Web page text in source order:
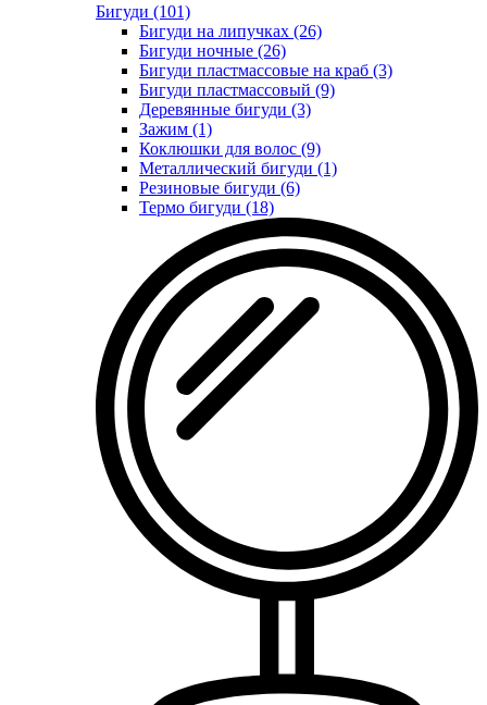
Бигуди (101)
Бигуди на липучках (26)
Бигуди ночные (26)
Бигуди пластмассовые на краб (3)
Бигуди пластмассовый (9)
Деревянные бигуди (3)
Зажим (1)
Коклюшки для волос (9)
Металлический бигуди (1)
Резиновые бигуди (6)
Термо бигуди (18)